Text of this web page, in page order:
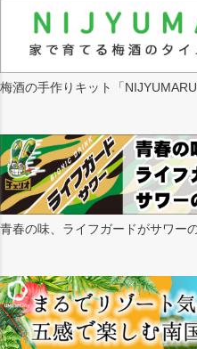
梅酒の手作りキット「NIJYUMARU
青春の味、ライフガードがサワー